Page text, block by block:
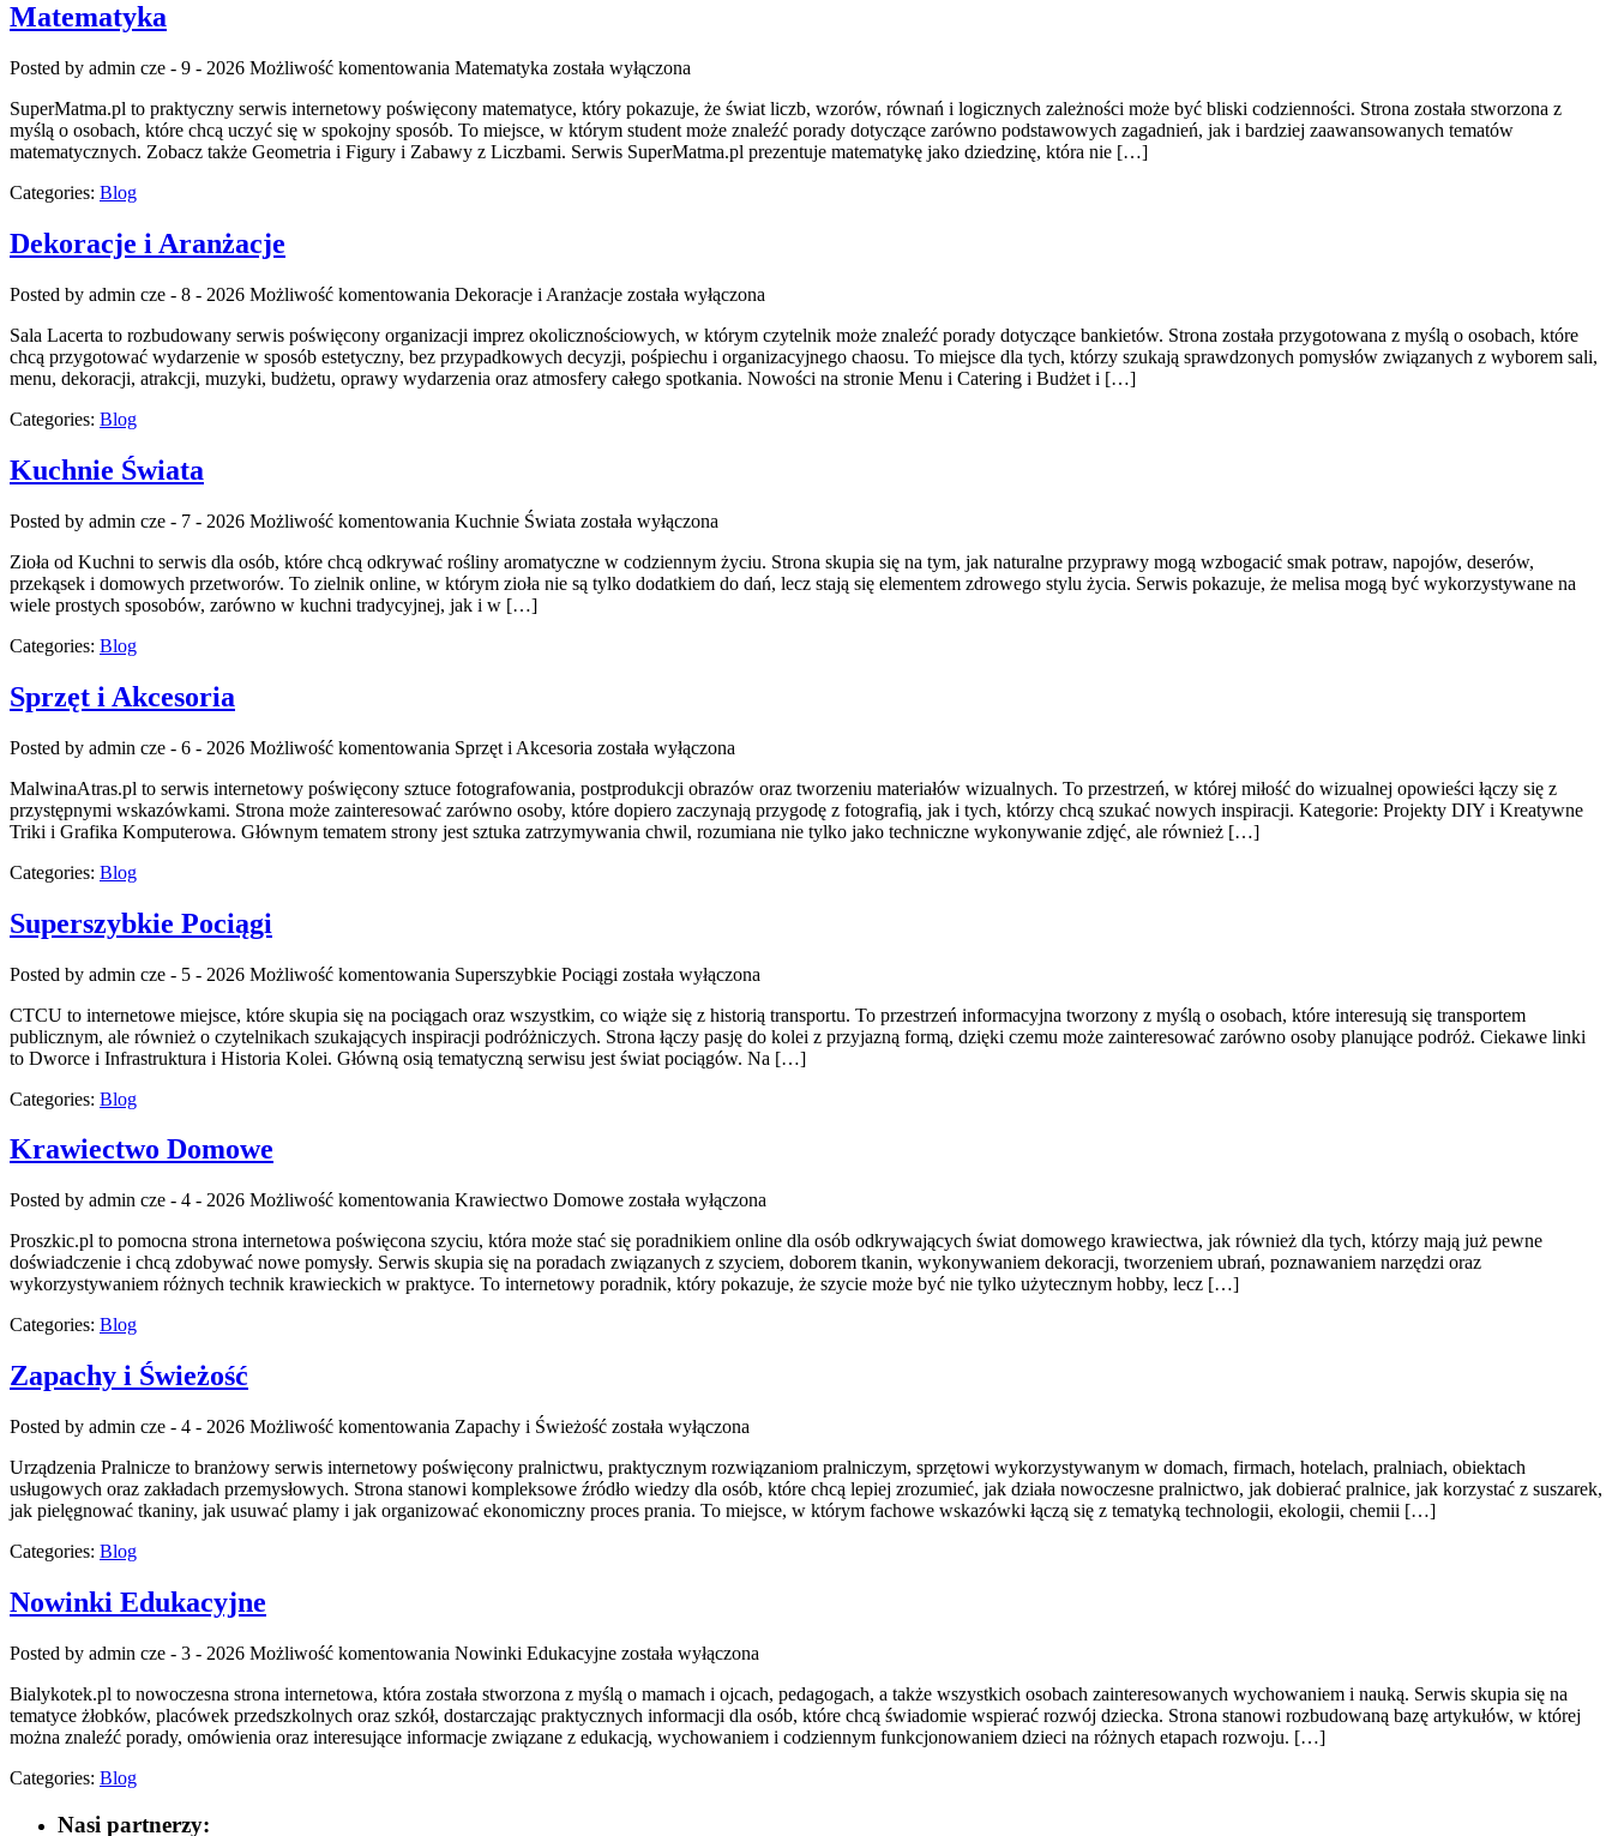
Matematyka
Posted by admin cze - 9 - 2026 Możliwość komentowania Matematyka została wyłączona
SuperMatma.pl to praktyczny serwis internetowy poświęcony matematyce, który pokazuje, że świat liczb, wzorów, równań i logicznych zależności może być bliski codzienności. Strona została stworzona z
myślą o osobach, które chcą uczyć się w spokojny sposób. To miejsce, w którym student może znaleźć porady dotyczące zarówno podstawowych zagadnień, jak i bardziej zaawansowanych tematów
matematycznych. Zobacz także Geometria i Figury i Zabawy z Liczbami. Serwis SuperMatma.pl prezentuje matematykę jako dziedzinę, która nie […]
Categories: Blog
Dekoracje i Aranżacje
Posted by admin cze - 8 - 2026 Możliwość komentowania Dekoracje i Aranżacje została wyłączona
Sala Lacerta to rozbudowany serwis poświęcony organizacji imprez okolicznościowych, w którym czytelnik może znaleźć porady dotyczące bankietów. Strona została przygotowana z myślą o osobach, które
chcą przygotować wydarzenie w sposób estetyczny, bez przypadkowych decyzji, pośpiechu i organizacyjnego chaosu. To miejsce dla tych, którzy szukają sprawdzonych pomysłów związanych z wyborem sali,
menu, dekoracji, atrakcji, muzyki, budżetu, oprawy wydarzenia oraz atmosfery całego spotkania. Nowości na stronie Menu i Catering i Budżet i […]
Categories: Blog
Kuchnie Świata
Posted by admin cze - 7 - 2026 Możliwość komentowania Kuchnie Świata została wyłączona
Zioła od Kuchni to serwis dla osób, które chcą odkrywać rośliny aromatyczne w codziennym życiu. Strona skupia się na tym, jak naturalne przyprawy mogą wzbogacić smak potraw, napojów, deserów,
przekąsek i domowych przetworów. To zielnik online, w którym zioła nie są tylko dodatkiem do dań, lecz stają się elementem zdrowego stylu życia. Serwis pokazuje, że melisa mogą być wykorzystywane na
wiele prostych sposobów, zarówno w kuchni tradycyjnej, jak i w […]
Categories: Blog
Sprzęt i Akcesoria
Posted by admin cze - 6 - 2026 Możliwość komentowania Sprzęt i Akcesoria została wyłączona
MalwinaAtras.pl to serwis internetowy poświęcony sztuce fotografowania, postprodukcji obrazów oraz tworzeniu materiałów wizualnych. To przestrzeń, w której miłość do wizualnej opowieści łączy się z
przystępnymi wskazówkami. Strona może zainteresować zarówno osoby, które dopiero zaczynają przygodę z fotografią, jak i tych, którzy chcą szukać nowych inspiracji. Kategorie: Projekty DIY i Kreatywne
Triki i Grafika Komputerowa. Głównym tematem strony jest sztuka zatrzymywania chwil, rozumiana nie tylko jako techniczne wykonywanie zdjęć, ale również […]
Categories: Blog
Superszybkie Pociągi
Posted by admin cze - 5 - 2026 Możliwość komentowania Superszybkie Pociągi została wyłączona
CTCU to internetowe miejsce, które skupia się na pociągach oraz wszystkim, co wiąże się z historią transportu. To przestrzeń informacyjna tworzony z myślą o osobach, które interesują się transportem
publicznym, ale również o czytelnikach szukających inspiracji podróżniczych. Strona łączy pasję do kolei z przyjazną formą, dzięki czemu może zainteresować zarówno osoby planujące podróż. Ciekawe linki
to Dworce i Infrastruktura i Historia Kolei. Główną osią tematyczną serwisu jest świat pociągów. Na […]
Categories: Blog
Krawiectwo Domowe
Posted by admin cze - 4 - 2026 Możliwość komentowania Krawiectwo Domowe została wyłączona
Proszkic.pl to pomocna strona internetowa poświęcona szyciu, która może stać się poradnikiem online dla osób odkrywających świat domowego krawiectwa, jak również dla tych, którzy mają już pewne
doświadczenie i chcą zdobywać nowe pomysły. Serwis skupia się na poradach związanych z szyciem, doborem tkanin, wykonywaniem dekoracji, tworzeniem ubrań, poznawaniem narzędzi oraz
wykorzystywaniem różnych technik krawieckich w praktyce. To internetowy poradnik, który pokazuje, że szycie może być nie tylko użytecznym hobby, lecz […]
Categories: Blog
Zapachy i Świeżość
Posted by admin cze - 4 - 2026 Możliwość komentowania Zapachy i Świeżość została wyłączona
Urządzenia Pralnicze to branżowy serwis internetowy poświęcony pralnictwu, praktycznym rozwiązaniom pralniczym, sprzętowi wykorzystywanym w domach, firmach, hotelach, pralniach, obiektach
usługowych oraz zakładach przemysłowych. Strona stanowi kompleksowe źródło wiedzy dla osób, które chcą lepiej zrozumieć, jak działa nowoczesne pralnictwo, jak dobierać pralnice, jak korzystać z suszarek,
jak pielęgnować tkaniny, jak usuwać plamy i jak organizować ekonomiczny proces prania. To miejsce, w którym fachowe wskazówki łączą się z tematyką technologii, ekologii, chemii […]
Categories: Blog
Nowinki Edukacyjne
Posted by admin cze - 3 - 2026 Możliwość komentowania Nowinki Edukacyjne została wyłączona
Bialykotek.pl to nowoczesna strona internetowa, która została stworzona z myślą o mamach i ojcach, pedagogach, a także wszystkich osobach zainteresowanych wychowaniem i nauką. Serwis skupia się na
tematyce żłobków, placówek przedszkolnych oraz szkół, dostarczając praktycznych informacji dla osób, które chcą świadomie wspierać rozwój dziecka. Strona stanowi rozbudowaną bazę artykułów, w której
można znaleźć porady, omówienia oraz interesujące informacje związane z edukacją, wychowaniem i codziennym funkcjonowaniem dzieci na różnych etapach rozwoju. […]
Categories: Blog
Nasi partnerzy: